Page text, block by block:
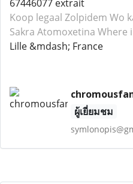
67446077 extrait
Koop legaal Zolpidem Wo
Sakra Atomoxetina Where
Lille &mdash; France
ผู้เยี่ยมชม